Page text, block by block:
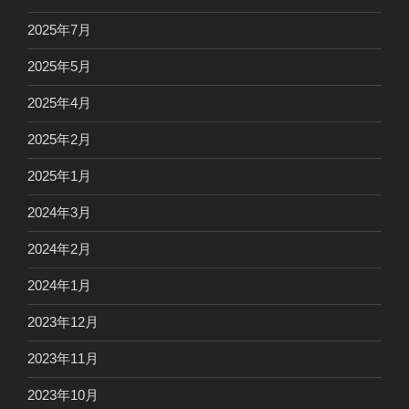
2025年7月
2025年5月
2025年4月
2025年2月
2025年1月
2024年3月
2024年2月
2024年1月
2023年12月
2023年11月
2023年10月